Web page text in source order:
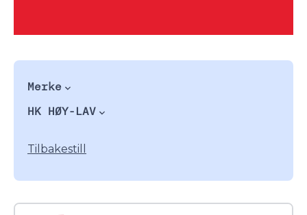
Merke
HK HØY-LAV
Tilbakestill